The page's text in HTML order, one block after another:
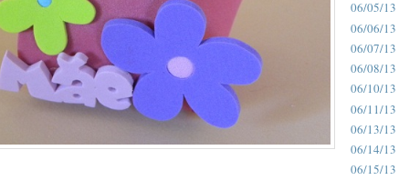
06/05/13
06/06/13
06/07/13
06/08/13
06/10/13
06/11/13
06/13/13
06/14/13
06/15/13